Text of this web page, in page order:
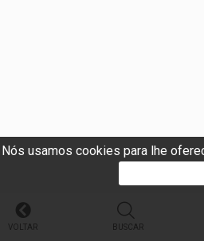
Nós usamos cookies para lhe
VOLTAR BUSCAR